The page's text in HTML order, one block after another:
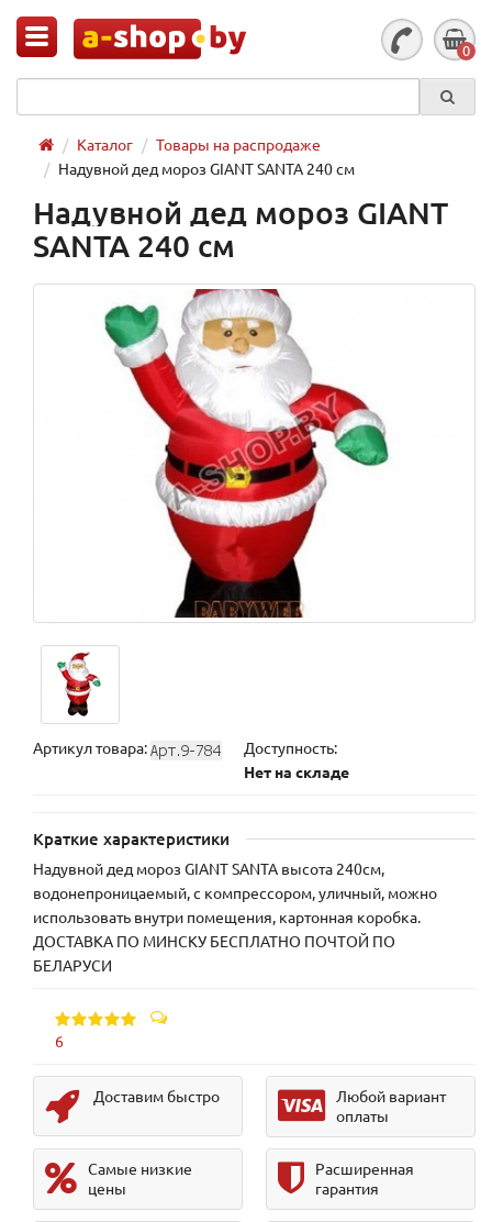
0
Каталог
Товары на распродаже
Надувной дед мороз GIANT SANTA 240 см
Надувной дед мороз GIANT
SANTA 240 см
Артикул товара:
Доступность:
Нет на складе
Краткие характеристики
Надувной дед мороз GIANT SANTA высота 240см,
водонепроницаемый, с компрессором, уличный, можно
использовать внутри помещения, картонная коробка.
ДОСТАВКА ПО МИНСКУ БЕСПЛАТНО ПОЧТОЙ ПО
БЕЛАРУСИ
6
Доставим быстро
Любой вариант
оплаты
Самые низкие
цены
Расширенная
гарантия